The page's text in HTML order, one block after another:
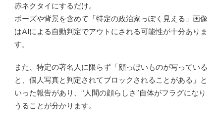
赤ネクタイにするだけ。
ポーズや背景を含めて「特定の政治家っぽく見える」画像
はAIによる自動判定でアウトにされる可能性が十分ありま
す。
また、特定の著名人に限らず「顔っぽいものが写っている
と、個人写真と判定されてブロックされることがある」と
いった報告があり、“人間の顔らしさ”自体がフラグになり
うることが分かります。